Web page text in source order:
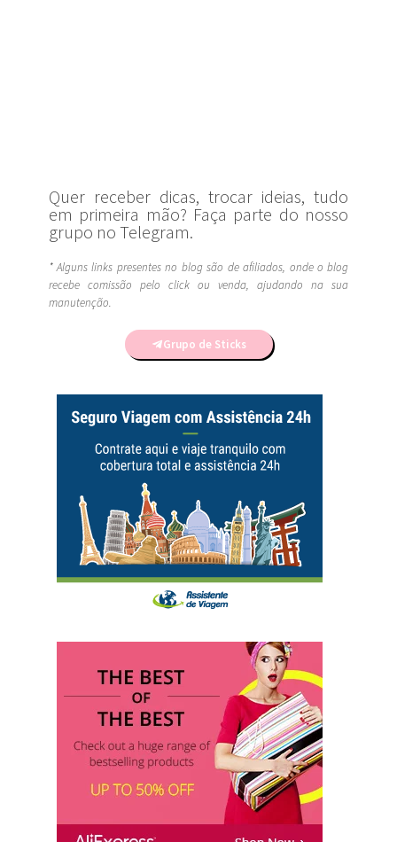
Quer receber dicas, trocar ideias, tudo
em primeira mão? Faça parte do nosso
grupo no Telegram.
* Alguns links presentes no blog são de afiliados, onde o blog
recebe comissão pelo click ou venda, ajudando na sua
manutenção.
Grupo de Sticks